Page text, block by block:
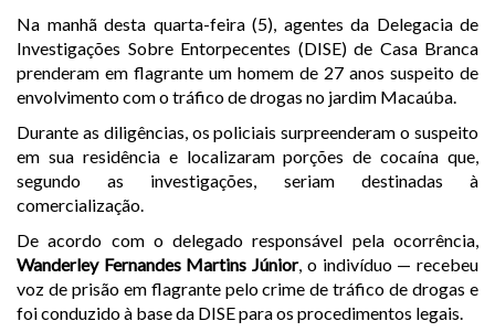
Na manhã desta quarta-feira (5), agentes da Delegacia de
Investigações Sobre Entorpecentes (DISE) de Casa Branca
prenderam em flagrante um homem de 27 anos suspeito de
envolvimento com o tráfico de drogas no jardim Macaúba.
Durante as diligências, os policiais surpreenderam o suspeito
em sua residência e localizaram porções de cocaína que,
segundo as investigações, seriam destinadas à
comercialização.
De acordo com o delegado responsável pela ocorrência,
Wanderley Fernandes Martins Júnior, o indivíduo — recebeu
voz de prisão em flagrante pelo crime de tráfico de drogas e
foi conduzido à base da DISE para os procedimentos legais.